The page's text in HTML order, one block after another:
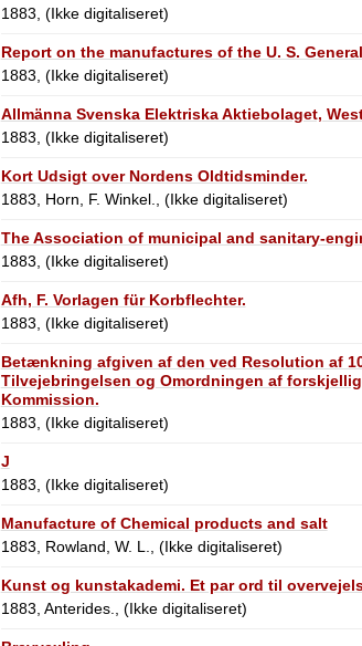
1883, (Ikke digitaliseret)
Report on the manufactures of the U. S.
1883, (Ikke digitaliseret)
Allmänna Svenska Elektriska Aktiebolaget,
1883, (Ikke digitaliseret)
Kort Udsigt over Nordens Oldtidsminder.
1883, Horn, F. Winkel., (Ikke digitaliseret)
The Association of municipal and sanitary-
1883, (Ikke digitaliseret)
Afh, F. Vorlagen für Korbflechter.
1883, (Ikke digitaliseret)
Betænkning afgiven af den ved Resolution af
Tilvejebringelsen og Omordningen af
Kommission.
1883, (Ikke digitaliseret)
J
1883, (Ikke digitaliseret)
Manufacture of Chemical products and salt
1883, Rowland, W. L., (Ikke digitaliseret)
Kunst og kunstakademi. Et par ord til
1883, Anterides., (Ikke digitaliseret)